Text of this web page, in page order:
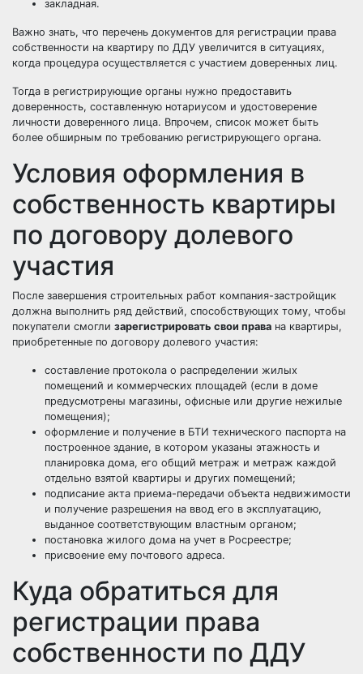
закладная.
Важно знать, что перечень документов для регистрации права
собственности на квартиру по ДДУ увеличится в ситуациях,
когда процедура осуществляется с участием доверенных лиц.
Тогда в регистрирующие органы нужно предоставить
доверенность, составленную нотариусом и удостоверение
личности доверенного лица. Впрочем, список может быть
более обширным по требованию регистрирующего органа.
Условия оформления в
собственность квартиры
по договору долевого
участия
После завершения строительных работ компания-застройщик
должна выполнить ряд действий, способствующих тому, чтобы
покупатели смогли зарегистрировать свои права на квартиры,
приобретенные по договору долевого участия:
составление протокола о распределении жилых
помещений и коммерческих площадей (если в доме
предусмотрены магазины, офисные или другие нежилые
помещения);
оформление и получение в БТИ технического паспорта на
построенное здание, в котором указаны этажность и
планировка дома, его общий метраж и метраж каждой
отдельно взятой квартиры и других помещений;
подписание акта приема-передачи объекта недвижимости
и получение разрешения на ввод его в эксплуатацию,
выданное соответствующим властным органом;
постановка жилого дома на учет в Росреестре;
присвоение ему почтового адреса.
Куда обратиться для
регистрации права
собственности по ДДУ